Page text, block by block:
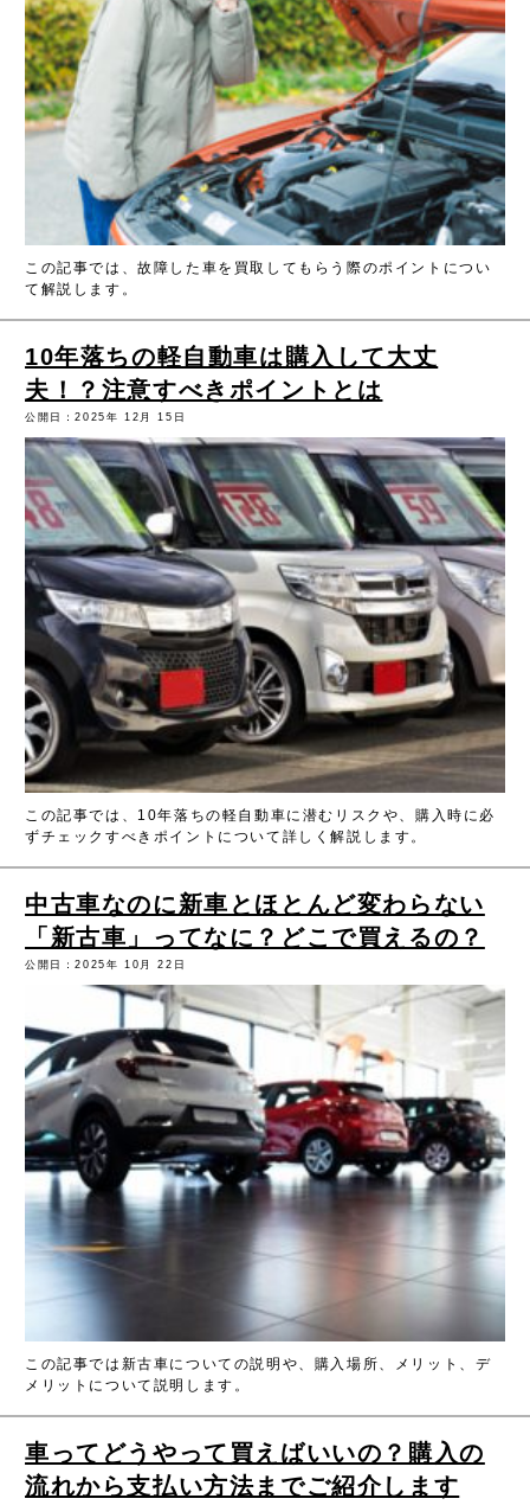
この記事では、故障した車を買取してもらう際のポイントについ
て解説します。
10年落ちの軽自動車は購入して大丈
夫！？注意すべきポイントとは
公開日：2025年 12月 15日
この記事では、10年落ちの軽自動車に潜むリスクや、購入時に必
ずチェックすべきポイントについて詳しく解説します。
中古車なのに新車とほとんど変わらない
「新古車」ってなに？どこで買えるの？
公開日：2025年 10月 22日
この記事では新古車についての説明や、購入場所、メリット、デ
メリットについて説明します。
車ってどうやって買えばいいの？購入の
流れから支払い方法までご紹介します